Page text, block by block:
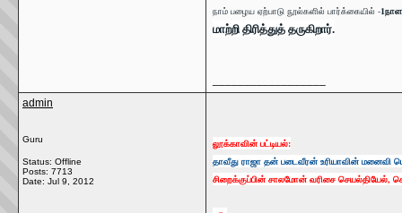
நாம் பழைய ஏற்பாடு நூல்களில் பார்க்கையில் -
மாற்றி திரித்துத் தருகிறார்.
admin
Guru
Status: Offline
Posts: 7713
Date: Jul 9, 2012
லூக்காவின் பட்டியல்:
தாவீது ராஜா தன் படைவீரன் உரியாவின் மனைவி
சிறைக்குப்பின் சாலமோன் வரிசை செயல்தியேல்,